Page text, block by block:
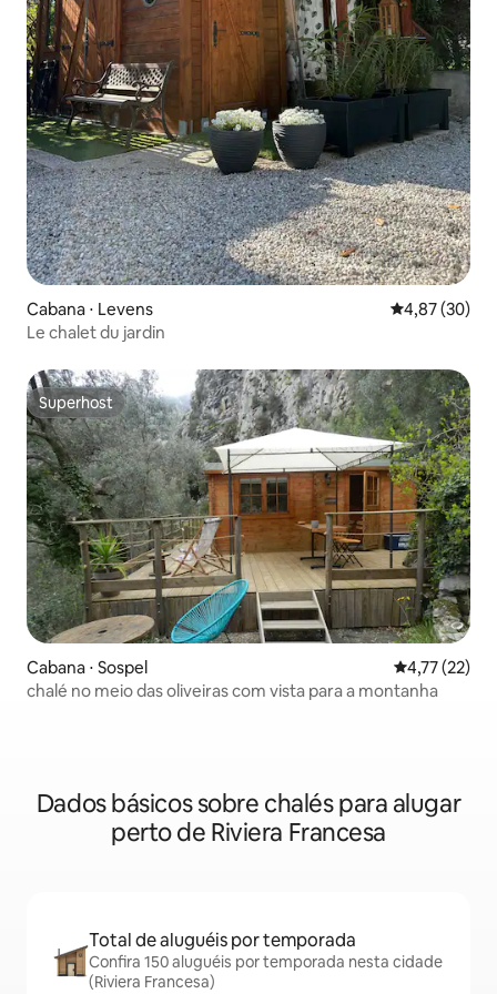
Cabana ⋅ Levens 4,87 de uma
4,87 (30)
Le chalet du jardin
Superhost
Superhost
Cabana ⋅ Sospel 4,77 de uma
4,77 (22)
chalé no meio das oliveiras com vista para a montanha
Dados básicos sobre chalés para alugar
perto de Riviera Francesa
Total de aluguéis por temporada
Confira 150 aluguéis por temporada nesta cidade
(Riviera Francesa)